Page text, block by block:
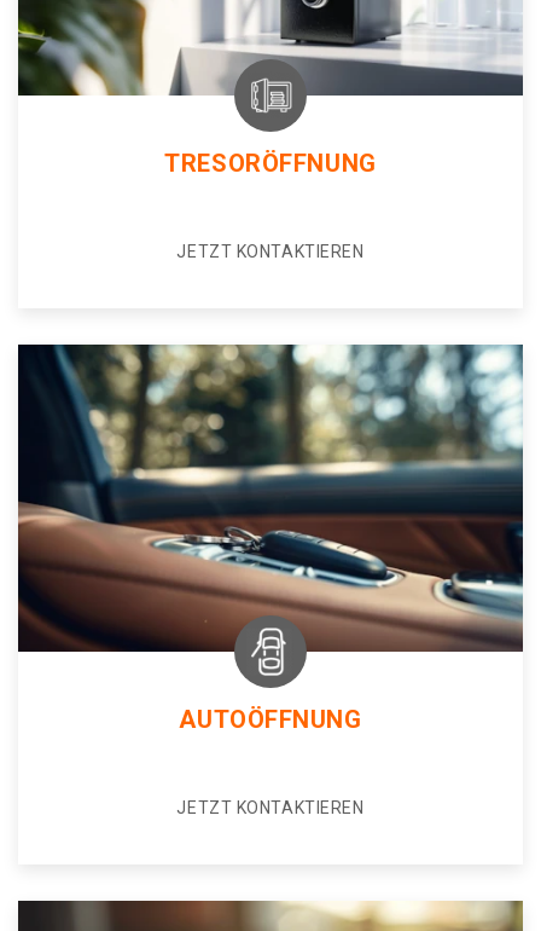
TRESORÖFFNUNG
JETZT KONTAKTIEREN
AUTOÖFFNUNG
JETZT KONTAKTIEREN